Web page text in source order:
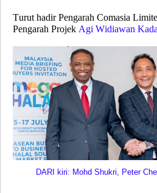
Turut hadir Pengarah Comasia
Pengarah Projek Agi Widiawan
DARI kiri: Mohd Shukri, Peter